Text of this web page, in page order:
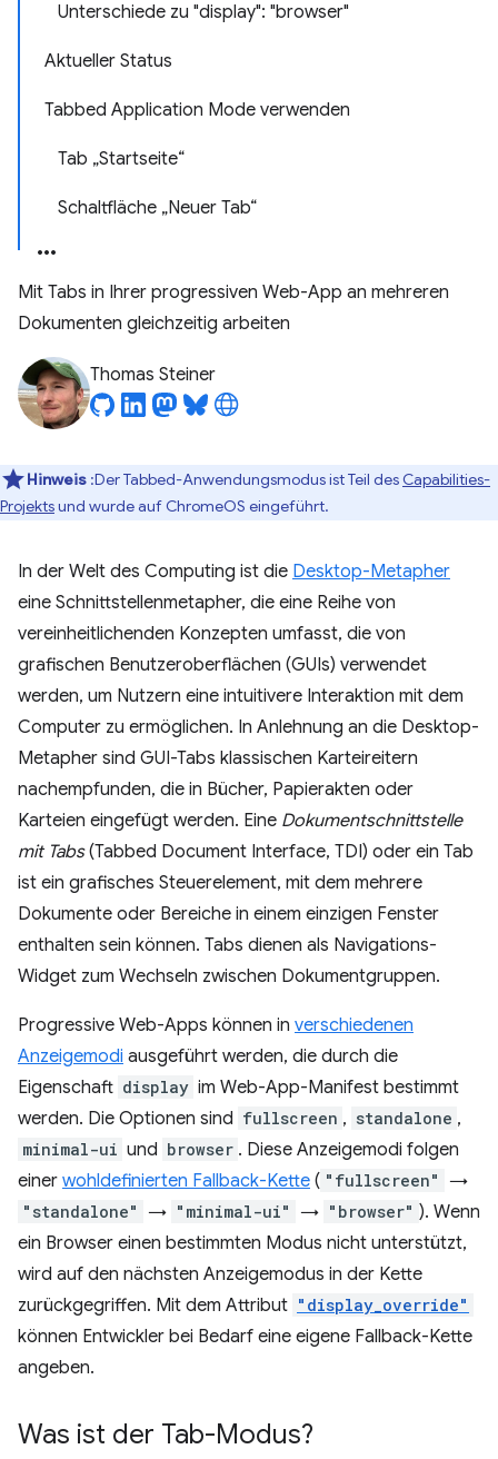
Unterschiede zu "display": "browser"
Aktueller Status
Tabbed Application Mode verwenden
Tab „Startseite“
Schaltfläche „Neuer Tab“
Mit Tabs in Ihrer progressiven Web-App an mehreren
Dokumenten gleichzeitig arbeiten
Thomas Steiner
Hinweis :Der Tabbed-Anwendungsmodus ist Teil des Capabilities-
Projektsund wurde auf ChromeOS eingeführt.
In der Welt des Computing ist die Desktop-Metapher
eine Schnittstellenmetapher, die eine Reihe von
vereinheitlichenden Konzepten umfasst, die von
grafischen Benutzeroberflächen (GUIs) verwendet
werden, um Nutzern eine intuitivere Interaktion mit dem
Computer zu ermöglichen. In Anlehnung an die Desktop-
Metapher sind GUI-Tabs klassischen Karteireitern
nachempfunden, die in Bücher, Papierakten oder
Karteien eingefügt werden. Eine Dokumentschnittstelle
mit Tabs(Tabbed Document Interface, TDI) oder ein Tab
ist ein grafisches Steuerelement, mit dem mehrere
Dokumente oder Bereiche in einem einzigen Fenster
enthalten sein können. Tabs dienen als Navigations-
Widget zum Wechseln zwischen Dokumentgruppen.
Progressive Web-Apps können in verschiedenen
Anzeigemodi ausgeführt werden, die durch die
Eigenschaft display im Web-App-Manifest bestimmt
werden. Die Optionen sind fullscreen , standalone ,
minimal-ui und browser . Diese Anzeigemodi folgen
einer wohldefinierten Fallback-Kette ( "fullscreen" →
"standalone" → "minimal-ui" → "browser" ). Wenn
ein Browser einen bestimmten Modus nicht unterstützt,
wird auf den nächsten Anzeigemodus in der Kette
zurückgegriffen. Mit dem Attribut "display_override"
können Entwickler bei Bedarf eine eigene Fallback-Kette
angeben.
Was ist der Tab-Modus?